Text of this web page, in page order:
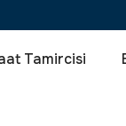
Tamircisi